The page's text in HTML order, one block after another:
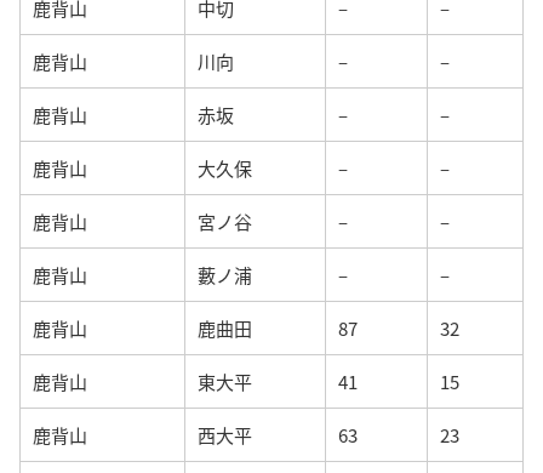
鹿背山 中切 – –
鹿背山 川向 – –
鹿背山 赤坂 – –
鹿背山 大久保 – –
鹿背山 宮ノ谷 – –
鹿背山 藪ノ浦 – –
鹿背山 鹿曲田 87 32
鹿背山 東大平 41 15
鹿背山 西大平 63 23